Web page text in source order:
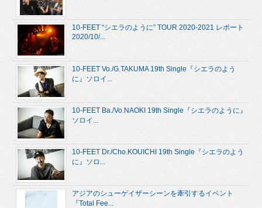
10-FEET “シエラのように” TOUR 2020-2021 レポート
2020/10/...
10-FEET Vo./G.TAKUMA 19th Single『シエラのよう
に』ソロイ...
10-FEET Ba./Vo.NAOKI 19th Single『シエラのように』
ソロイ...
10-FEET Dr./Cho.KOUICHI 19th Single『シエラのよう
に』ソロ...
アジアのシューゲイザーシーンを牽引するイベント
『Total Fee...